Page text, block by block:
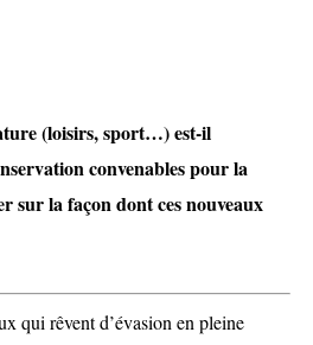
(loisirs, sport…) est-il
convenables pour la
sur la façon dont ces nouveaux
qui rêvent d’évasion en pleine